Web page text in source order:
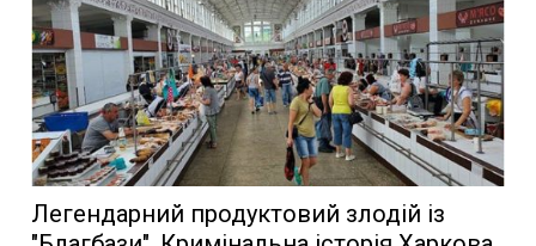
Легендарний продуктовий злодій із